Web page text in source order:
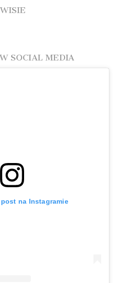
SOCIAL MEDIA
na Instagramie